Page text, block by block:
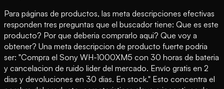
Para páginas de productos, las meta descripciones efectivas
responden tres preguntas que el buscador tiene: Que es este
producto? Por que deberia comprarlo aqui? Que voy a
obtener? Una meta descripcion de producto fuerte podria
ser: "Compra el Sony WH-1000XM5 con 30 horas de bateria
y cancelacion de ruido lider del mercado. Envío gratis en 2
dias y devoluciones en 30 dias. En stock." Esto concentra el